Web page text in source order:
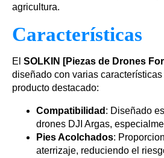
agricultura.
Características
El SOLKIN [Piezas de Drones
diseñado con varias
producto destacado:
Compatibilidad : Diseñado
drones DJI Argas,
Pies Acolchados:
aterrizaje, reduciendo el